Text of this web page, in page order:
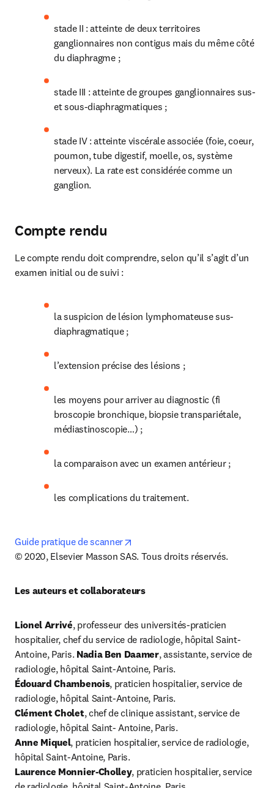
stade II : atteinte de deux territoires
ganglionnaires non contigus mais du même côté
du diaphragme ;
stade III : atteinte de groupes ganglionnaires sus-
et sous-diaphragmatiques ;
stade IV : atteinte viscérale associée (foie, coeur,
poumon, tube digestif, moelle, os, système
nerveux). La rate est considérée comme un
ganglion.
Compte rendu
Le compte rendu doit comprendre, selon qu’il s’agit d’un
examen initial ou de suivi :
la suspicion de lésion lymphomateuse sus-
diaphragmatique ;
l’extension précise des lésions ;
les moyens pour arriver au diagnostic (fi
broscopie bronchique, biopsie transpariétale,
médiastinoscopie…) ;
la comparaison avec un examen antérieur ;
les complications du traitement.
Guide pratique de scanner
© 2020, Elsevier Masson SAS. Tous droits réservés.
Les auteurs et collaborateurs
Lionel Arrivé, professeur des universités-praticien
hospitalier, chef du service de radiologie, hôpital Saint-
Antoine, Paris. Nadia Ben Daamer, assistante, service de
Édouard Chambenois, praticien hospitalier, service de
Clément Cholet, chef de clinique assistant, service de
Anne Miquel, praticien hospitalier, service de radiologie,
Laurence Monnier-Cholley, praticien hospitalier, service